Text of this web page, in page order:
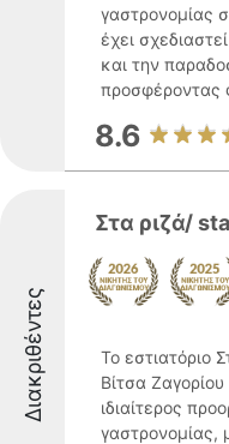
γαστρονομίας
έχει
και την
προσφέροντας
8.6
Διακριθέντες
Στα ριζά/
Το εστιατόριο
Βίτσα
ιδιαίτερος
γαστρονομίας,